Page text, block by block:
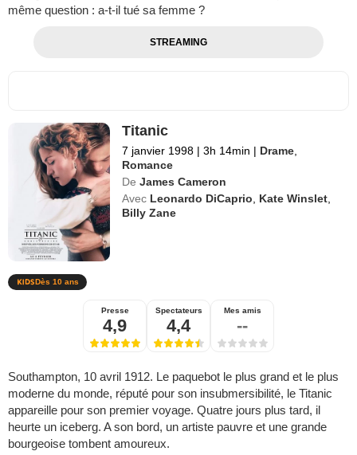
même question : a-t-il tué sa femme ?
STREAMING
Titanic
7 janvier 1998 | 3h 14min | Drame
Romance
De James Cameron
Avec Leonardo DiCaprio Kate Winslet
Billy Zane
Dès 10 ans
Presse
4,9
Spectateurs
4,4
Mes amis
--
Southampton, 10 avril 1912. Le paquebot le plus grand et le plus
moderne du monde, réputé pour son insubmersibilité, le Titanic
appareille pour son premier voyage. Quatre jours plus tard, il
heurte un iceberg. A son bord, un artiste pauvre et une grande
bourgeoise tombent amoureux.